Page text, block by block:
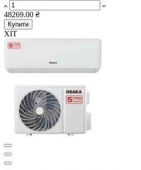
48269.00 ₴
Купити
ХІТ